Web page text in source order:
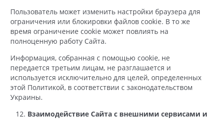
Пользователь может изменить настройки браузера для
ограничения или блокировки файлов cookie. В то же
время ограничение cookie может повлиять на
полноценную работу Сайта.
Информация, собранная с помощью cookie, не
передается третьим лицам, не разглашается и
используется исключительно для целей, определенных
этой Политикой, в соответствии с законодательством
Украины.
Взаимодействие Сайта с внешними сервисами и